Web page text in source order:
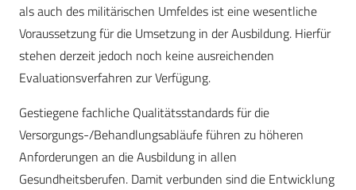
als auch des militärischen Umfeldes ist eine wesentliche
Voraussetzung für die Umsetzung in der Ausbildung. Hierfür
stehen derzeit jedoch noch keine ausreichenden
Evaluationsverfahren zur Verfügung.
Gestiegene fachliche Qualitätsstandards für die
Versorgungs-/Behandlungsabläufe führen zu höheren
Anforderungen an die Ausbildung in allen
Gesundheitsberufen. Damit verbunden sind die Entwicklung